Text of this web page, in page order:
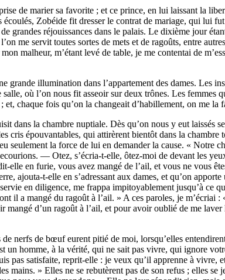
de marier sa favorite ; et ce prince, en lui laissant la
Zobéide fit dresser le contrat de mariage, qui lui
grandes réjouissances dans le palais. Le dixième jour
me servit toutes sortes de mets et de ragoûts, entre
malheur, m’étant levé de table, je me contentai de
grande illumination dans l’appartement des dames. Les
où l’on nous fit asseoir sur deux trônes. Les
chaque fois qu’on la changeait d’habillement, on me la
dans la chambre nuptiale. Dès qu’on nous y eut laissés
cris épouvantables, qui attirèrent bientôt dans la
seulement la force de lui en demander la cause. «
— Otez, s’écria-t-elle, ôtez-moi de devant les
en furie, vous avez mangé de l’ail, et vous ne vous
ajouta-t-elle en s’adressant aux dames, et qu’on
en diligence, me frappa impitoyablement jusqu’à ce
il a mangé du ragoût à l’ail. » A ces paroles, je
d’un ragoût à l’ail, et pour avoir oublié de me
nerfs de bœuf eurent pitié de moi, lorsqu’elles
un homme, à la vérité, qui ne sait pas vivre, qui ignore
pas satisfaite, reprit-elle : je veux qu’il apprenne à vivre,
mains. » Elles ne se rebutèrent pas de son refus ; elles